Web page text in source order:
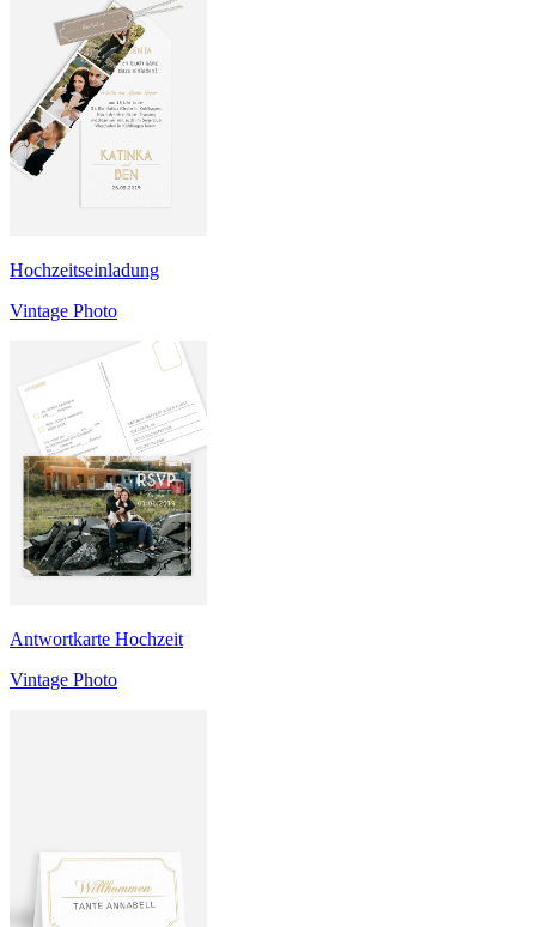
Hochzeitseinladung
Vintage Photo
Antwortkarte Hochzeit
Vintage Photo